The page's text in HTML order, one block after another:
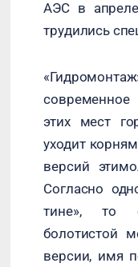
АЭС в
трудились
современное
этих мест
уходит
версий
Согласно
тине», то
болотистой
версии, имя